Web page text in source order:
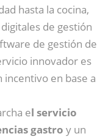
hasta la cocina,
de gestión
de gestión de
innovador es
incentivo en base a
el servicio
gastro y un